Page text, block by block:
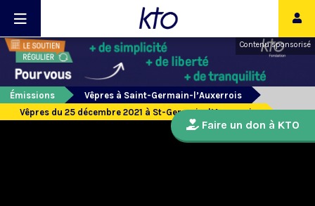
Contenu sponsorisé
Émissions
Vêpres à Saint-Germain-l’Auxerrois
Vêpres du 25 décembre 2021 à St-Germain-l’Auxerrois
Faire un don à KTO